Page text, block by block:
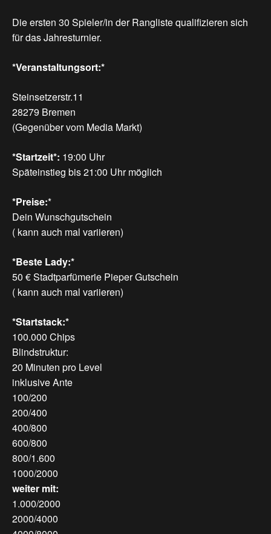
Die ersten 30 Spieler/in der Rangliste qualifizieren sich
für das Jahresturnier.
*Veranstaltungsort:*
Steinsetzerstr.11
28279 Bremen
(Gegenüber vom Media Markt)
*Startzeit*: 19:00 Uhr
Späteinstieg bis 21:00 Uhr möglich
*Preise:*
Dein Wunschgutschein
( kann auch mal variieren)
*Beste Lady:*
50 € Stadtparfümerie Pieper Gutschein
( kann auch mal variieren)
*Startstack:*
100.000 Chips
Blindstruktur:
20 Minuten pro Level
inklusive Ante
100/200
200/400
400/800
600/800
800/1.600
1000/2000
weiter mit:
1.000/2000
2000/4000